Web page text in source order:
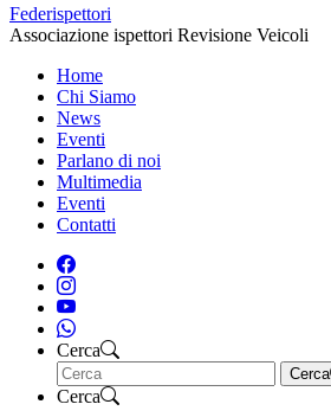
Federispettori
Associazione ispettori Revisione Veicoli
Home
Chi Siamo
News
Eventi
Parlano di noi
Multimedia
Eventi
Contatti
Cerca
Cerca
Cerca